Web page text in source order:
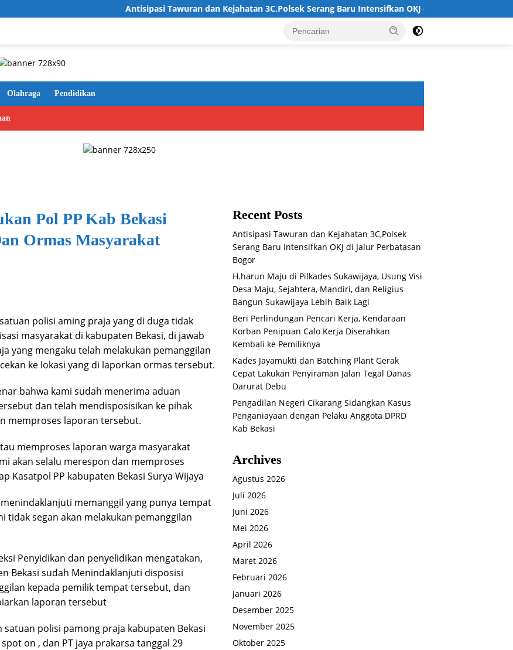
Antisipasi Tawuran dan Kejahatan 3C,Polsek Serang Baru Intensifkan OKJ di Jalur Perbatasan Bogor
Olahraga Pendidikan
Pol PP Kab Bekasi
Ormas Masyarakat
polisi aming praja yang di duga tidak
masyarakat di kabupaten Bekasi, di jawab
yang mengaku telah melakukan pemanggilan
ke lokasi yang di laporkan ormas tersebut.
bahwa kami sudah menerima aduan
dan telah mendisposisikan ke pihak
memproses laporan tersebut.
memproses laporan warga masyarakat
akan selalu merespon dan memproses
Kasatpol PP kabupaten Bekasi Surya Wijaya
memanggil yang punya tempat
tidak segan akan melakukan pemanggilan
Penyidikan dan penyelidikan mengatakan,
Bekasi sudah Menindaklanjuti disposisi
kepada pemilik tempat tersebut, dan
laporan tersebut
polisi pamong praja kabupaten Bekasi
on , dan PT jaya prakarsa tanggal 29
Recent Posts
Antisipasi Tawuran dan Kejahatan 3C,Polsek
Serang Baru Intensifkan OKJ di Jalur Perbatasan
Bogor
H.harun Maju di Pilkades Sukawijaya, Usung Visi
Desa Maju, Sejahtera, Mandiri, dan Religius
Bangun Sukawijaya Lebih Baik Lagi
Beri Perlindungan Pencari Kerja, Kendaraan
Korban Penipuan Calo Kerja Diserahkan
Kembali ke Pemiliknya
Kades Jayamukti dan Batching Plant Gerak
Cepat Lakukan Penyiraman Jalan Tegal Danas
Darurat Debu
Pengadilan Negeri Cikarang Sidangkan Kasus
Penganiayaan dengan Pelaku Anggota DPRD
Kab Bekasi
Archives
Agustus 2026
Juli 2026
Juni 2026
Mei 2026
April 2026
Maret 2026
Februari 2026
Januari 2026
Desember 2025
November 2025
Oktober 2025